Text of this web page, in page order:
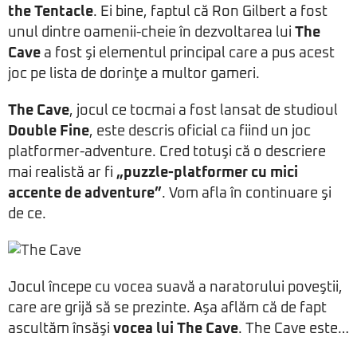
the Tentacle. Ei bine, faptul că Ron Gilbert a fost
unul dintre oamenii-cheie în dezvoltarea lui The
Cave a fost şi elementul principal care a pus acest
joc pe lista de dorinţe a multor gameri.
The Cave, jocul ce tocmai a fost lansat de studioul
Double Fine, este descris oficial ca fiind un joc
platformer-adventure. Cred totuşi că o descriere
mai realistă ar fi „puzzle-platformer cu mici
accente de adventure”. Vom afla în continuare şi
de ce.
Jocul începe cu vocea suavă a naratorului poveştii,
care are grijă să se prezinte. Aşa aflăm că de fapt
ascultăm însăşi vocea lui The Cave. The Cave este…